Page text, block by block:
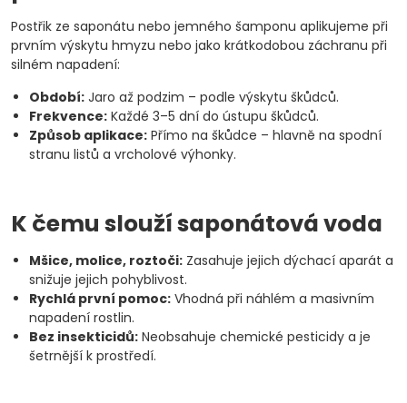
Postřik ze saponátu nebo jemného šamponu aplikujeme při
prvním výskytu hmyzu nebo jako krátkodobou záchranu při
silném napadení:
Období: Jaro až podzim – podle výskytu škůdců.
Frekvence: Každé 3–5 dní do ústupu škůdců.
Způsob aplikace: Přímo na škůdce – hlavně na spodní
stranu listů a vrcholové výhonky.
K čemu slouží saponátová voda
Mšice, molice, roztoči: Zasahuje jejich dýchací aparát a
snižuje jejich pohyblivost.
Rychlá první pomoc: Vhodná při náhlém a masivním
napadení rostlin.
Bez insekticidů: Neobsahuje chemické pesticidy a je
šetrnější k prostředí.